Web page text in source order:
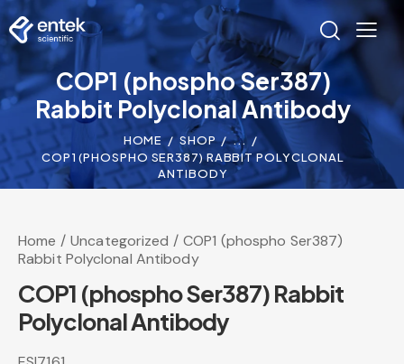
COP1 (phospho Ser387)
Rabbit Polyclonal Antibody
HOME SHOP
...
COP1 (PHOSPHO SER387) RABBIT POLYCLONAL
ANTIBODY
Home Uncategorized
COP1 (phospho Ser387)
Rabbit Polyclonal Antibody
COP1 (phospho Ser387) Rabbit
Polyclonal Antibody